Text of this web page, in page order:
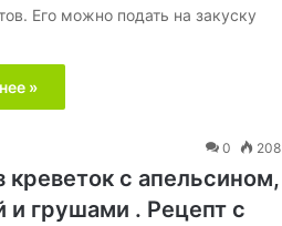
Его можно подать на закуску
»
0 208
креветок с апельсином,
и грушами . Рецепт с